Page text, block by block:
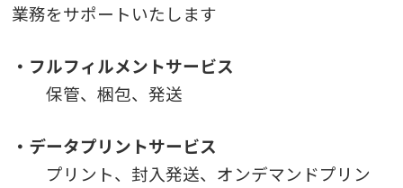
業務をサポートいたします
・フルフィルメントサービス
保管、梱包、発送
・データプリントサービス
プリント、封入発送、オンデマンドプリン